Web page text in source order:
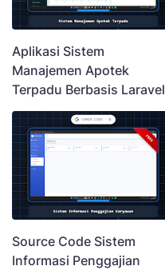
Aplikasi Sistem
Manajemen Apotek
Terpadu Berbasis Laravel
Source Code Sistem
Informasi Penggajian